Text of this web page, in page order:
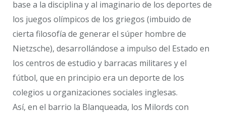
base a la disciplina y al imaginario de los deportes de
los juegos olímpicos de los griegos (imbuido de
cierta filosofía de generar el súper hombre de
Nietzsche), desarrollándose a impulso del Estado en
los centros de estudio y barracas militares y el
fútbol, que en principio era un deporte de los
colegios u organizaciones sociales inglesas.
Así, en el barrio la Blanqueada, los Milords con